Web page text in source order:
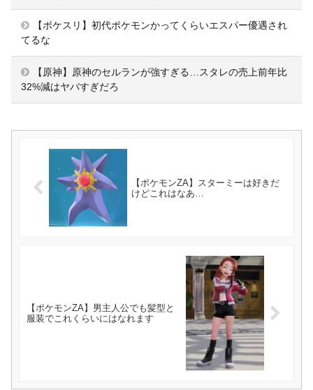
【ポケスリ】初代ポケモンかってくらいエスパー優遇され
てるな
【原神】原神のセルランが強すぎる…スタレの売上前年比
32%減はヤバすぎだろ
【ポケモンZA】スターミーは好きだ
けどこれはなあ…
【ポケモンZA】男主人公でも髪型と
服装でこれくらいにはなれます